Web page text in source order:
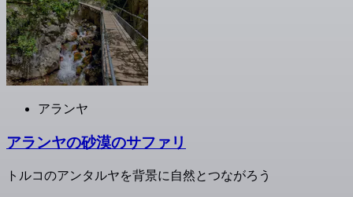
アランヤ
アランヤの砂漠のサファリ
トルコのアンタルヤを背景に自然とつながろう